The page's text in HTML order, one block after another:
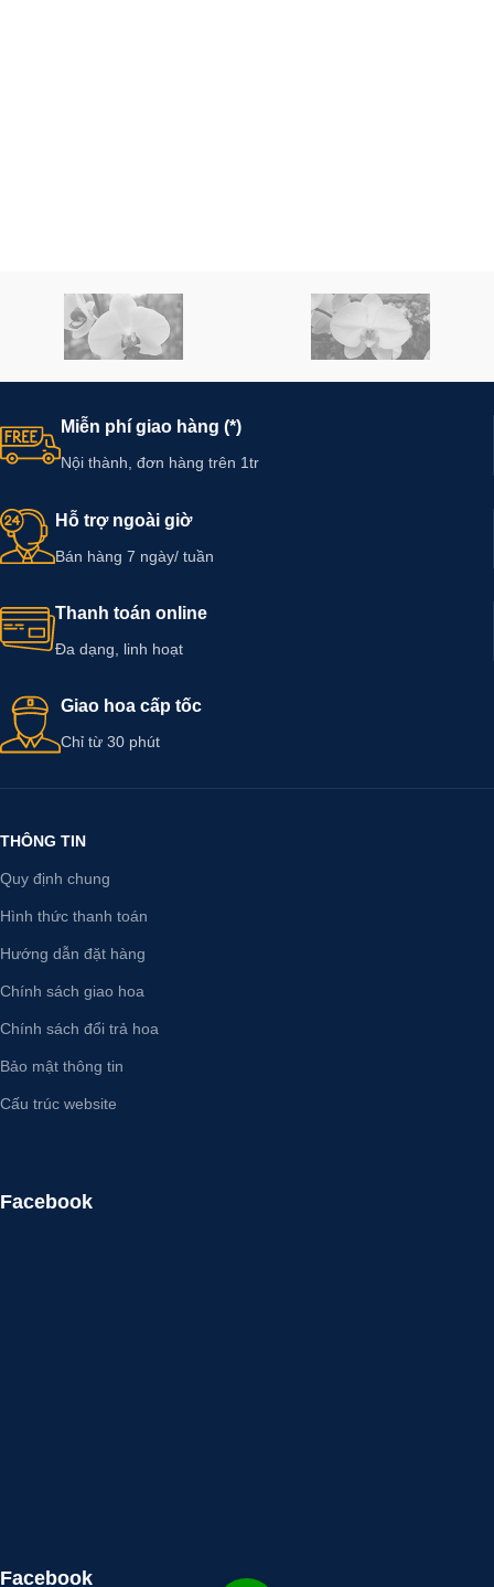
Miễn phí giao hàng (*)
Nội thành, đơn hàng trên 1tr
Hỗ trợ ngoài giờ
Bán hàng 7 ngày/ tuần
Thanh toán online
Đa dạng, linh hoạt
Giao hoa cấp tốc
Chỉ từ 30 phút
THÔNG TIN
Quy định chung
Hình thức thanh toán
Hướng dẫn đặt hàng
Chính sách giao hoa
Chính sách đổi trả hoa
Bảo mật thông tin
Cấu trúc website
Facebook
Facebook